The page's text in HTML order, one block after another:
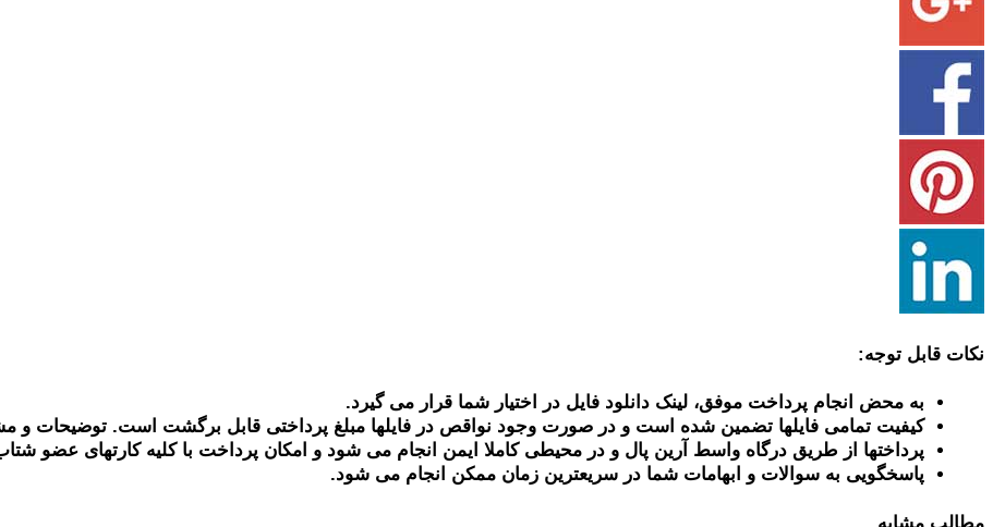
نکات قابل توجه:
به محض انجام پرداخت موفق، لینک دانلود فایل در اختیار شما قرار می گیرد.
کیفیت تمامی فایلها تضمین شده است و در صورت وجود نواقص در فایلها مبلغ پرداختی قابل برگشت است. توضیحات
پرداختها از طریق درگاه واسط آرین پال و در محیطی کاملا ایمن انجام می شود و امکان پرداخت با کلیه کارتهای عضو
پاسخگویی به سوالات و ابهامات شما در سریعترین زمان ممکن انجام می شود.